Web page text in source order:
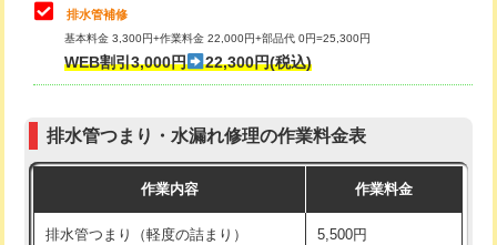
モルタル補修（厚さ10㎝まで）
モルタル補修（厚さ10㎝超え）
追加人工 16,500円
現場見積
式・ワンホール）)
交換・取付(排水栓・排水トラップ
交換・取付（その他部品） 11,000円+材料費
持込商品取付（単水栓） 13,200円
持込商品取付（混合水栓） 16,500円
排水管補修
基本料金 3,300円+作業料金 22,000円+部品代 0円=25,300円
WEB割引3,000円 22,300円(税込)
排水管つまり・水漏れ修理の作業料金表
作業内容 作業料金
排水管つまり（軽度の詰まり） 5,500円